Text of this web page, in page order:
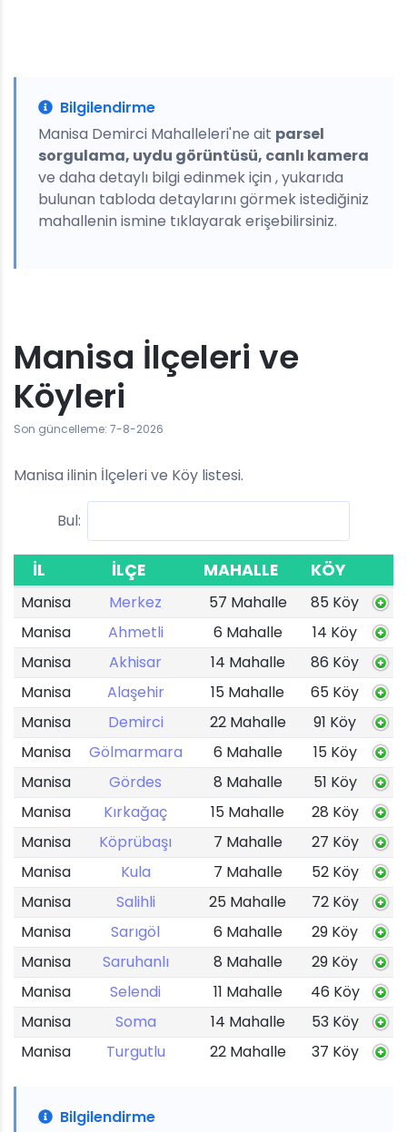
Bilgilendirme
Manisa Demirci Mahalleleri'ne ait parsel
sorgulama, uydu görüntüsü, canlı kamera
ve daha detaylı bilgi edinmek için , yukarıda
bulunan tabloda detaylarını görmek istediğiniz
mahallenin ismine tıklayarak erişebilirsiniz.
Manisa İlçeleri ve
Köyleri
Son güncelleme: 7-8-2026
Manisa ilinin İlçeleri ve Köy listesi.
Bul:
İL İLÇE MAHALLE KÖY
Manisa Merkez 57 Mahalle
85 Köy
Manisa
Ahmetli 6 Mahalle
14 Köy
Manisa
Akhisar 14 Mahalle
86 Köy
Manisa
Alaşehir 15 Mahalle
65 Köy
Manisa
Demirci 22 Mahalle
91 Köy
Manisa
Gölmarmara 6 Mahalle
15 Köy
Manisa
Gördes 8 Mahalle
51 Köy
Manisa
Kırkağaç 15 Mahalle
28 Köy
Manisa
Köprübaşı 7 Mahalle
27 Köy
Manisa
Kula 7 Mahalle
52 Köy
Manisa
Salihli 25 Mahalle
72 Köy
Manisa
Sarıgöl 6 Mahalle
29 Köy
Manisa
Saruhanlı 8 Mahalle
29 Köy
Manisa
Selendi 11 Mahalle
46 Köy
Manisa
Soma 14 Mahalle
53 Köy
Manisa
Turgutlu 22 Mahalle 37 Köy
Bilgilendirme